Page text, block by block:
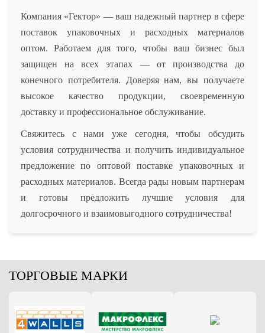
Компания «Гектор» — ваш надежный партнер в сфере
поставок упаковочных и расходных материалов
оптом. Работаем для того, чтобы ваш бизнес был
защищен на всех этапах — от производства до
конечного потребителя. Доверяя нам, вы получаете
высокое качество продукции, своевременную
доставку и профессиональное обслуживание.
Свяжитесь с нами уже сегодня, чтобы обсудить
условия сотрудничества и получить индивидуальное
предложение по оптовой поставке упаковочных и
расходных материалов. Всегда рады новым партнерам
и готовы предложить лучшие условия для
долгосрочного и взаимовыгодного сотрудничества!
ТОРГОВЫЕ МАРКИ